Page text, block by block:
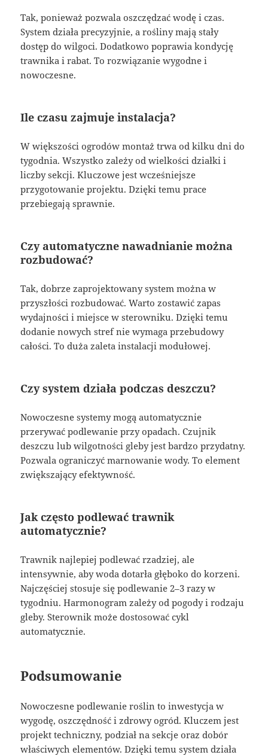
Tak, ponieważ pozwala oszczędzać wodę i czas.
System działa precyzyjnie, a rośliny mają stały
dostęp do wilgoci. Dodatkowo poprawia kondycję
trawnika i rabat. To rozwiązanie wygodne i
nowoczesne.
Ile czasu zajmuje instalacja?
W większości ogrodów montaż trwa od kilku dni do
tygodnia. Wszystko zależy od wielkości działki i
liczby sekcji. Kluczowe jest wcześniejsze
przygotowanie projektu. Dzięki temu prace
przebiegają sprawnie.
Czy automatyczne nawadnianie można
rozbudować?
Tak, dobrze zaprojektowany system można w
przyszłości rozbudować. Warto zostawić zapas
wydajności i miejsce w sterowniku. Dzięki temu
dodanie nowych stref nie wymaga przebudowy
całości. To duża zaleta instalacji modułowej.
Czy system działa podczas deszczu?
Nowoczesne systemy mogą automatycznie
przerywać podlewanie przy opadach. Czujnik
deszczu lub wilgotności gleby jest bardzo przydatny.
Pozwala ograniczyć marnowanie wody. To element
zwiększający efektywność.
Jak często podlewać trawnik
automatycznie?
Trawnik najlepiej podlewać rzadziej, ale
intensywnie, aby woda dotarła głęboko do korzeni.
Najczęściej stosuje się podlewanie 2–3 razy w
tygodniu. Harmonogram zależy od pogody i rodzaju
gleby. Sterownik może dostosować cykl
automatycznie.
Podsumowanie
Nowoczesne podlewanie roślin to inwestycja w
wygodę, oszczędność i zdrowy ogród. Kluczem jest
projekt techniczny, podział na sekcje oraz dobór
właściwych elementów. Dzięki temu system działa